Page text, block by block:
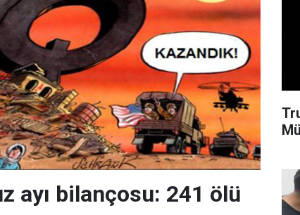
ayı bilançosu: 241 ölü